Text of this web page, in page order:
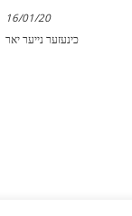
16/01/20
כינעזער נייער יאר